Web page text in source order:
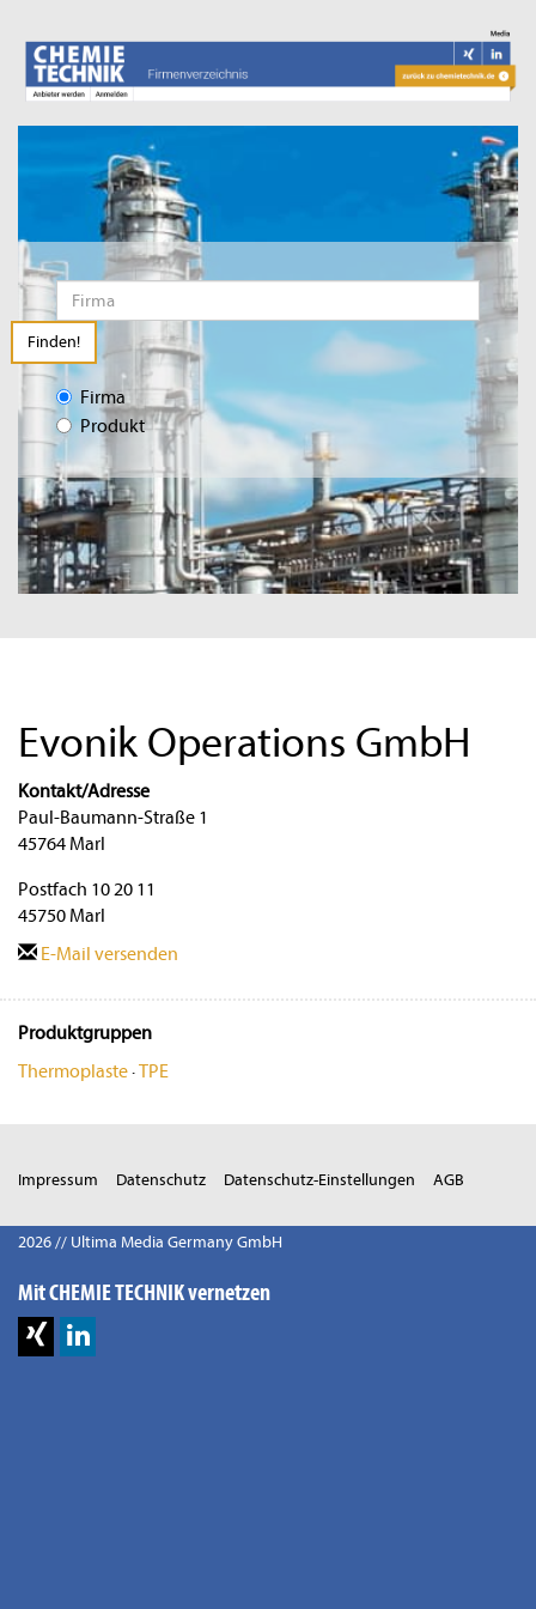
Finden!
Firma
Produkt
Evonik Operations GmbH
Kontakt/Adresse
Paul-Baumann-Straße 1
45764 Marl
Postfach 10 20 11
45750 Marl
E-Mail versenden
Produktgruppen
Thermoplaste·TPE
Impressum Datenschutz Datenschutz-Einstellungen AGB
2026 // Ultima Media Germany GmbH
Mit CHEMIE TECHNIK vernetzen